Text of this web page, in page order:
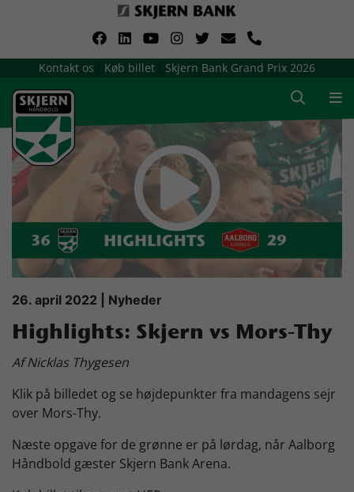
Kontakt os Køb billet Skjern Bank Grand Prix 2026
Om Skjern Håndbold
Ligatruppen
Sponsorer
Billetsalg / sæsonkort
Presse
Samarbejdsklubber
Skjern Bank Grand Prix
Nyhedsbrev
26. april 2022 | Nyheder
Highlights: Skjern vs Mors-Thy
Af Nicklas Thygesen
Klik på billedet og se højdepunkter fra mandagens sejr
over Mors-Thy.
Næste opgave for de grønne er på lørdag, når Aalborg
Håndbold gæster Skjern Bank Arena.